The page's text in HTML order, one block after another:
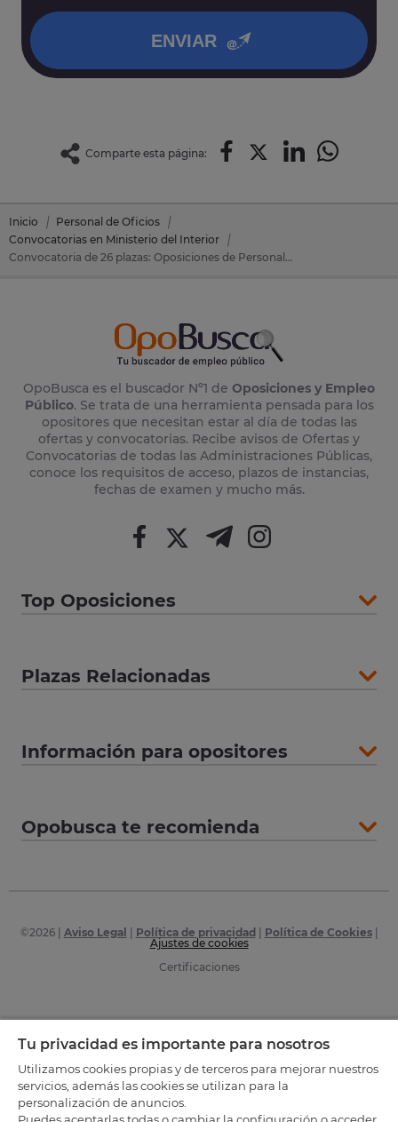
ENVIAR
Comparte esta página:
Inicio
Personal de Oficios
Convocatorias en Ministerio del Interior
Convocatoria de 26 plazas: Oposiciones de Personal de Oficios en Ministerio del Interior
OpoBusca es el buscador Nº1 de Oposiciones y Empleo
Público. Se trata de una herramienta pensada para los
opositores que necesitan estar al día de todas las
ofertas y convocatorias. Recibe avisos de Ofertas y
Convocatorias de todas las Administraciones Públicas,
conoce los requisitos de acceso, plazos de instancias,
fechas de examen y mucho más.
Top Oposiciones
Plazas Relacionadas
Información para opositores
Opobusca te recomienda
©2026| Aviso Legal Política de privacidad Política de Cookies|
Ajustes de cookies
Certificaciones
Tu privacidad es importante para nosotros
Utilizamos cookies propias y de terceros para mejorar nuestros
servicios, además las cookies se utilizan para la
personalización de anuncios.